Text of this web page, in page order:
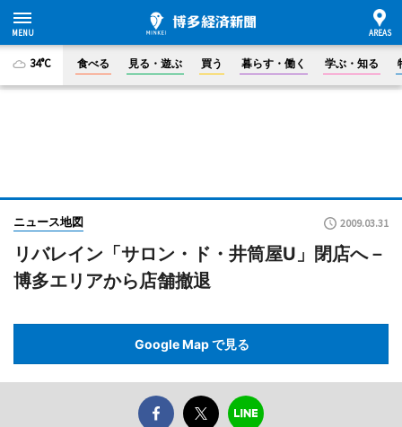
34°C 食べる 見る・遊ぶ 買う 暮らす・働く 学ぶ・知る
ニュース地図 2009.03.31
リバレイン「サロン・ド・井筒屋U」閉店へ－
博多エリアから店舗撤退
Google Map で見る